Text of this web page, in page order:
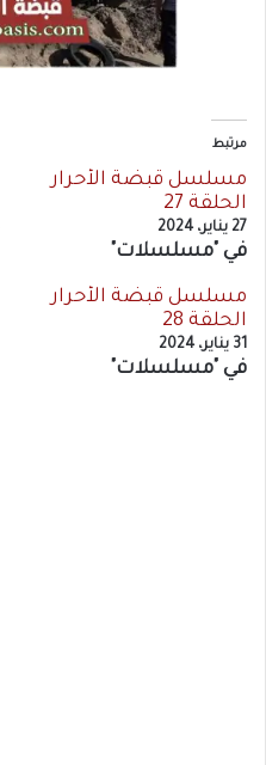
مرتبط
مسلسل قبضة الأحرار
الحلقة 27
27 يناير، 2024
في "مسلسلات"
مسلسل قبضة الأحرار
الحلقة 28
31 يناير، 2024
في "مسلسلات"